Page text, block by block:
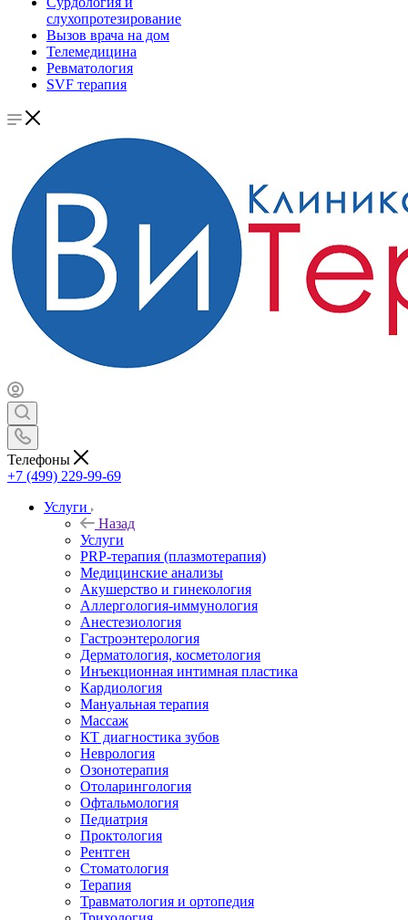
слухопротезирование
Вызов врача на дом
Телемедицина
Ревматология
SVF терапия
Телефоны
+7 (499) 229-99-69
Услуги
Назад
Услуги
PRP-терапия (плазмотерапия)
Медицинские анализы
Акушерство и гинекология
Аллергология-иммунология
Анестезиология
Гастроэнтерология
Дерматология, косметология
Инъекционная интимная пластика
Кардиология
Мануальная терапия
Массаж
КТ диагностика зубов
Неврология
Озонотерапия
Отоларингология
Офтальмология
Педиатрия
Проктология
Рентген
Стоматология
Терапия
Травматология и ортопедия